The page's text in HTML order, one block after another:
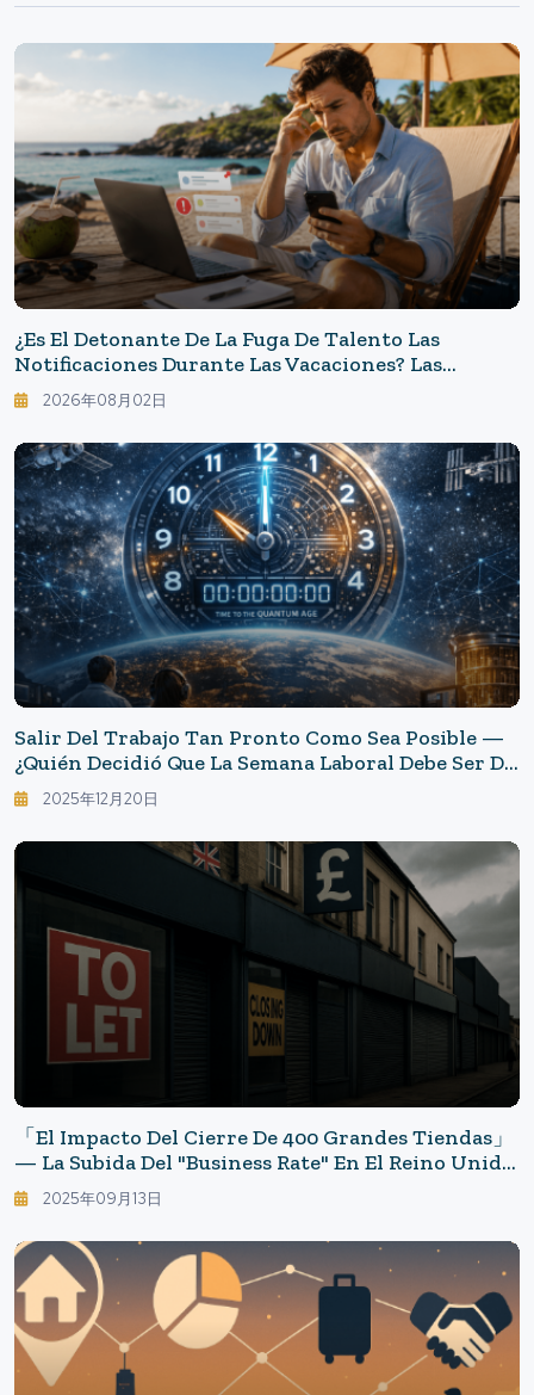
¿Es El Detonante De La Fuga De Talento Las
Notificaciones Durante Las Vacaciones? Las
Empresas Deben Considerar El "derecho A
Desconectar".
2026年08月02日
Salir Del Trabajo Tan Pronto Como Sea Posible —
¿Quién Decidió Que La Semana Laboral Debe Ser De
40 Horas? Una Tarea De Fin De Año Para
Cuestionar El Horario De 9 A 5
2025年12月20日
「El Impacto Del Cierre De 400 Grandes Tiendas」
— La Subida Del "business Rate" En El Reino Unido
Provoca La Desertificación Urbana En Cadena
2025年09月13日